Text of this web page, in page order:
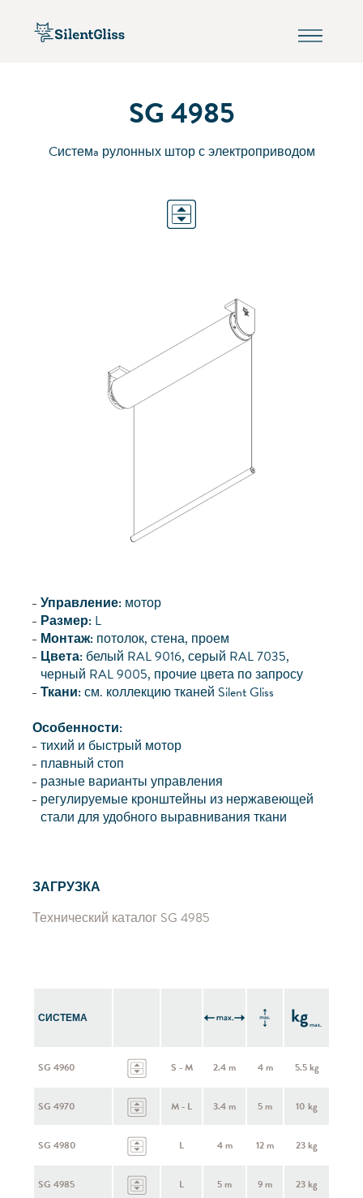
SG 4985
Cистемa рулонных штор с электроприводом
Управление: мотор
Размер: L
Монтаж: потолок, стена, проем
Цвета: белый RAL 9016, серый RAL 7035,
черный RAL 9005, прочие цвета по запросу
Ткани:см. коллекцию тканей Silent Gliss
Особенности:
тихий и быстрый мотор
плавный стоп
разные варианты управления
регулируемые кронштейны из нержавеющей
стали для удобного выравнивания ткани
ЗАГРУЗКА
Технический каталог SG 4985
СИСТЕМА
SG 4960 S - M 2.4 m 4 m 5.5 kg
SG 4970 M - L 3.4 m 5 m 10 kg
SG 4980 L 4 m 12 m 23 kg
SG 4985 L 5 m 9 m 23 kg